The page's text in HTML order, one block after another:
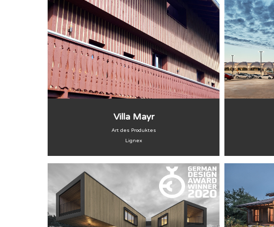
Villa Mayr
Art des Produktes
Lignex